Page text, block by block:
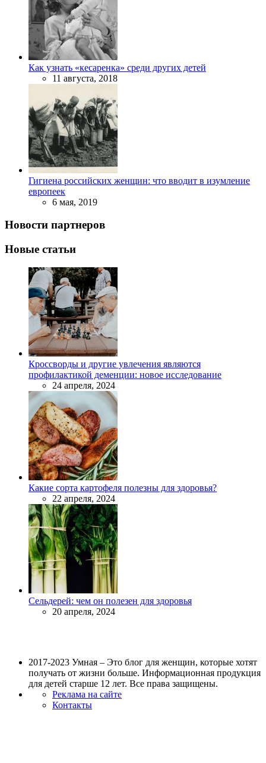
Как узнать «кесаренка» среди других детей
11 августа, 2018
Гигиена российских женщин: что вводит в изумление
европеек
6 мая, 2019
Новости партнеров
Новые статьи
Кроссворды и другие увлечения являются
профилактикой деменции: новое исследование
24 апреля, 2024
Какие сорта картофеля полезны для здоровья?
22 апреля, 2024
Сельдерей: чем он полезен для здоровья
20 апреля, 2024
2017-2023 Умная – Это блог для женщин, которые хотят
получать от жизни больше. Информационная продукция
для детей старше 12 лет. Все права защищены.
Реклама на сайте
Контакты